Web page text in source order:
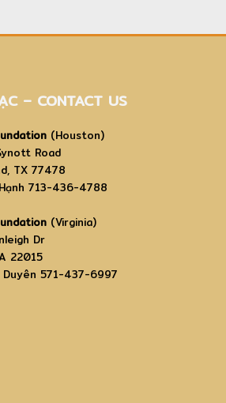
– CONTACT US
(Houston)
Road
TX 77478
713-436-4788
(Virginia)
Dr
22015
Duyên 571-437-6997